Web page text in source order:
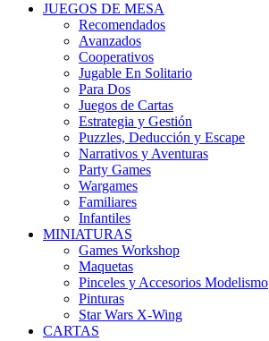
JUEGOS DE MESA
Recomendados
Avanzados
Cooperativos
Jugable En Solitario
Para Dos
Juegos de Cartas
Estrategia y Gestión
Puzzles, Deducción y Escape
Narrativos y Aventuras
Party Games
Wargames
Familiares
Infantiles
MINIATURAS
Games Workshop
Maquetas
Pinceles y Accesorios Modelismo
Pinturas
Star Wars X-Wing
CARTAS